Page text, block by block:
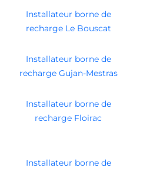
Installateur borne de
recharge Le Bouscat
Installateur borne de
recharge Gujan-Mestras
Installateur borne de
recharge Floirac
Installateur borne de